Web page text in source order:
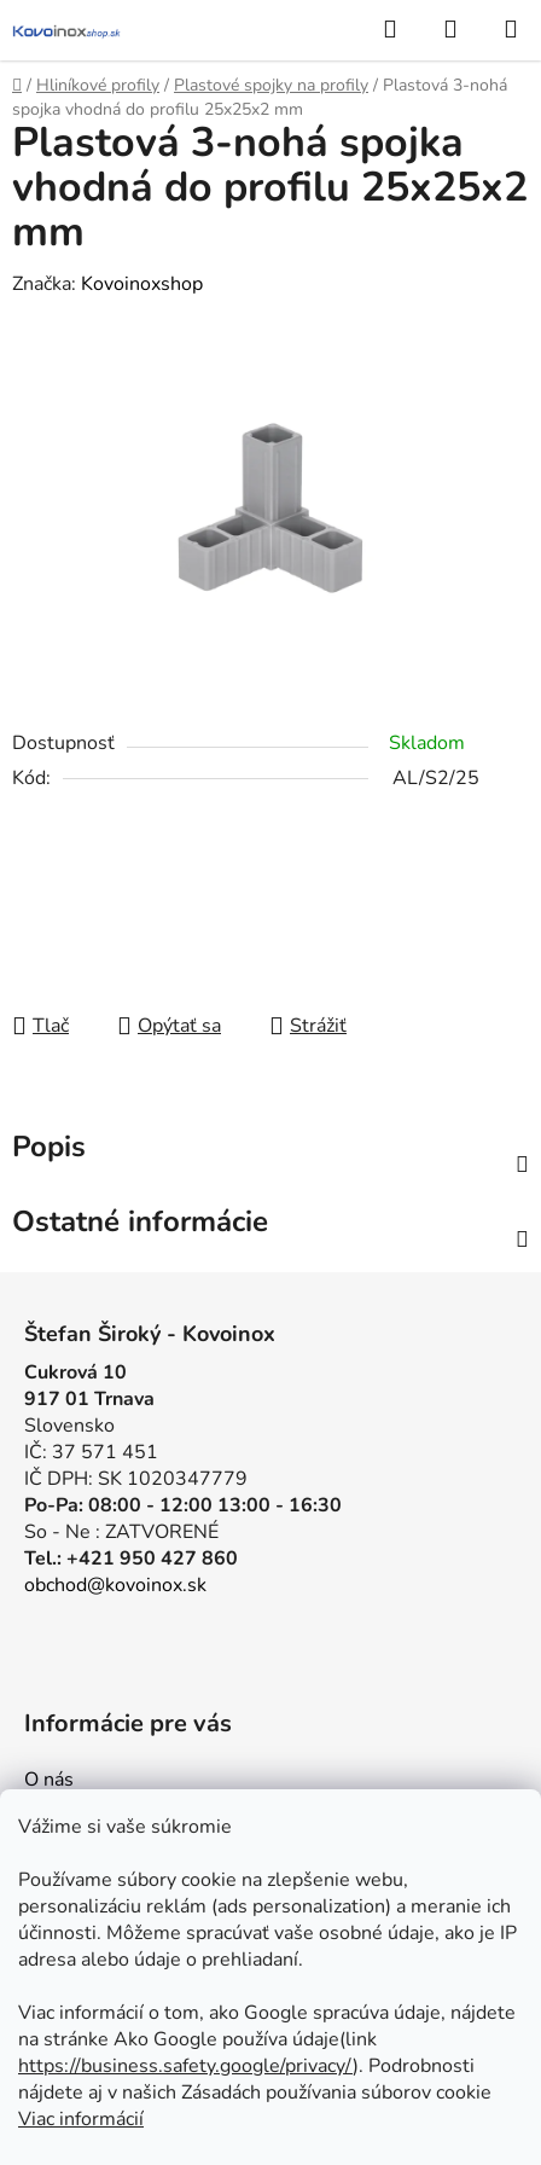
Vážime si vaše súkromie
Používame súbory cookie na zlepšenie webu,
personalizáciu reklám (ads personalization) a meranie ich
účinnosti. Môžeme spracúvať vaše osobné údaje, ako je IP
adresa alebo údaje o prehliadaní.
Viac informácií o tom, ako Google spracúva údaje, nájdete
na stránke Ako Google používa údaje(link
https://business.safety.google/privacy/⁩). Podrobnosti
nájdete aj v našich Zásadách používania súborov cookie
Viac informácií
na
obsah
Hľadať
KOŠÍK
Domov
/ Hliníkové profily / Plastové spojky na profily / Plastová 3-nohá
spojka vhodná do profilu 25x25x2 mm
Dostupnosť
Skladom
Kód:
AL/S2/25
Tlač Opýtať sa Strážiť
Plastová 3-nohá spojka
vhodná do profilu 25x25x2
mm
Značka: Kovoinoxshop
Popis
Ostatné informácie
Štefan Široký - Kovoinox
Cukrová 10
917 01 Trnava
Slovensko
IČ: 37 571 451
IČ DPH: SK 1020347779
Po-Pa: 08:00 - 12:00 13:00 - 16:30
So - Ne : ZATVORENÉ
Tel.: +421 950 427 860
obchod@kovoinox.sk
Informácie pre vás
O nás
Kontakt
Ako nakupovať
Obchodné podmienky
Ochrana osobných údajov
Odstúpenie od zmluvy
Prijímame online platby